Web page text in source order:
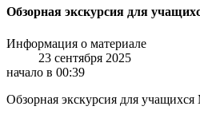
Обзорная экскурсия для
Информация о материале
23 сентября 2025
начало в 00:39
Обзорная экскурсия для